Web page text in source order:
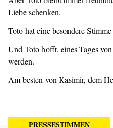
Liebe schenken.
Toto hat eine besondere
Und Toto hofft, eines Tages
werden.
Am besten von Kasimir, dem
PRESSESTIMMEN